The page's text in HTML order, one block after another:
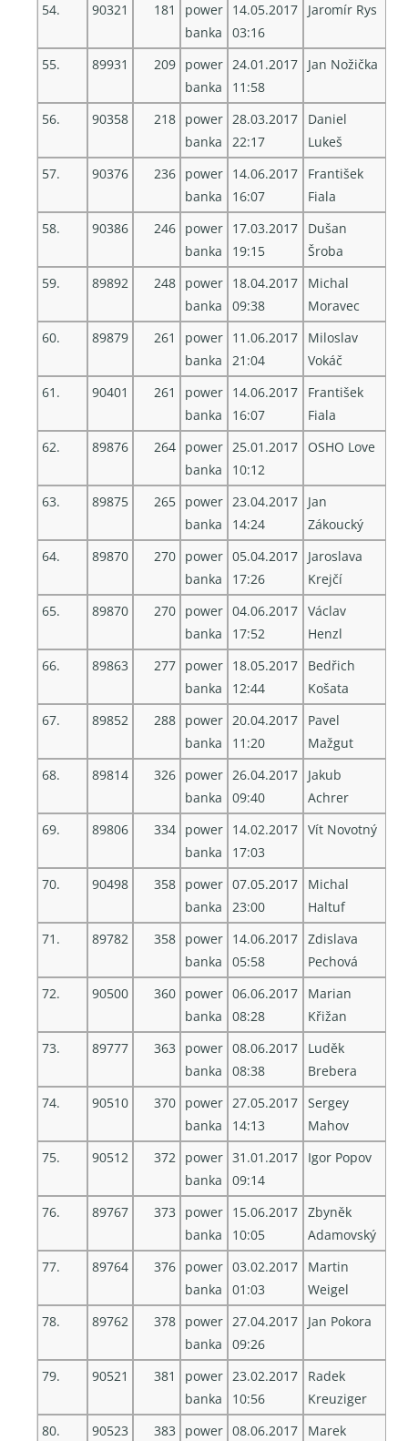
54. 90321 181
power
banka
14.05.2017
03:16
Jaromír Rys
55. 89931 209 power
banka
24.01.2017
11:58
Jan Nožička
56. 90358 218 power
banka
28.03.2017
22:17
Daniel
Lukeš
57.
90376 236 power
banka
14.06.2017
16:07
František
Fiala
58.
90386 246 power
banka
17.03.2017
19:15
Dušan
Šroba
59.
89892 248 power
banka
18.04.2017
09:38
Michal
Moravec
60.
89879 261
power
banka
11.06.2017
21:04
Miloslav
Vokáč
61.
90401 261
power
banka
14.06.2017
16:07
František
Fiala
62.
89876 264 power
banka
25.01.2017
10:12
OSHO Love
63. 89875 265 power
banka
23.04.2017
14:24
Jan
Zákoucký
64.
89870 270 power
banka
05.04.2017
17:26
Jaroslava
Krejčí
65.
89870 270 power
banka
04.06.2017
17:52
Václav
Henzl
66.
89863 277 power
banka
18.05.2017
12:44
Bedřich
Košata
67.
89852 288 power
banka
20.04.2017
11:20
Pavel
Mažgut
68.
89814 326 power
banka
26.04.2017
09:40
Jakub
Achrer
69.
89806 334 power
banka
14.02.2017
17:03
Vít Novotný
70. 90498 358 power
banka
07.05.2017
23:00
Michal
Haltuf
71.
89782 358 power
banka
14.06.2017
05:58
Zdislava
Pechová
72.
90500 360 power
banka
06.06.2017
08:28
Marian
Křižan
73.
89777 363
power
banka
08.06.2017
08:38
Luděk
Brebera
74.
90510 370 power
banka
27.05.2017
14:13
Sergey
Mahov
75.
90512 372 power
banka
31.01.2017
09:14
Igor Popov
76. 89767 373
power
banka
15.06.2017
10:05
Zbyněk
Adamovský
77.
89764 376 power
banka
03.02.2017
01:03
Martin
Weigel
78.
89762 378 power
banka
27.04.2017
09:26
Jan Pokora
79. 90521 381
power
banka
23.02.2017
10:56
Radek
Kreuziger
80.
90523 383
power 08.06.2017
Marek